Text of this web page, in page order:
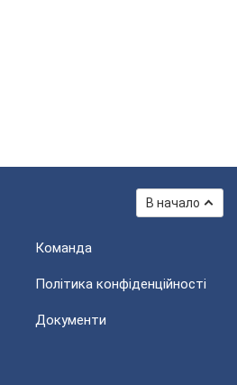
В начало
Команда
Політика конфіденційності
Документи